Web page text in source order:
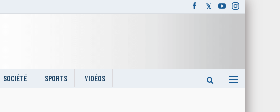
SOCIÉTÉ SPORTS VIDÉOS